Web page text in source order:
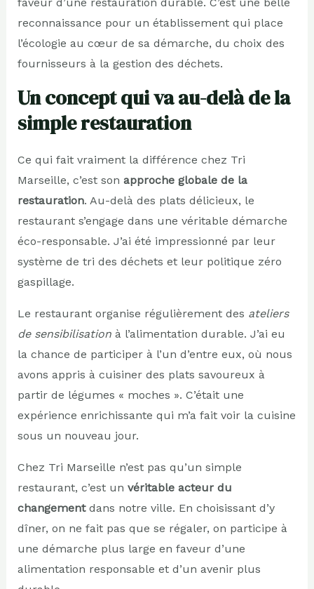
reconnaissance pour un établissement qui place
l’écologie au cœur de sa démarche, du choix des
fournisseurs à la gestion des déchets.
Un concept qui va au-delà de la
simple restauration
Ce qui fait vraiment la différence chez Tri
Marseille, c’est son approche globale de la
restauration. Au-delà des plats délicieux, le
restaurant s’engage dans une véritable démarche
éco-responsable. J’ai été impressionné par leur
système de tri des déchets et leur politique zéro
gaspillage.
Le restaurant organise régulièrement des ateliers
de sensibilisationà l’alimentation durable. J’ai eu
la chance de participer à l’un d’entre eux, où nous
avons appris à cuisiner des plats savoureux à
partir de légumes « moches ». C’était une
expérience enrichissante qui m’a fait voir la cuisine
sous un nouveau jour.
Chez Tri Marseille n’est pas qu’un simple
restaurant, c’est un véritable acteur du
changementdans notre ville. En choisissant d’y
dîner, on ne fait pas que se régaler, on participe à
une démarche plus large en faveur d’une
alimentation responsable et d’un avenir plus